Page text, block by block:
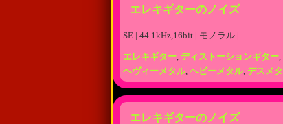
エレキギターのノイズ
SE | 44.1kHz,16bit | モノラル |
エレキギター, ディストーションギター,
ヘヴィーメタル, ヘビーメタル, デスメ
エレキギターのノイズ